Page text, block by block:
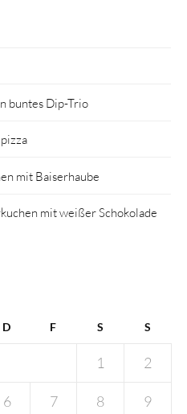
buntes Dip-Trio
mit Baiserhaube
mit weißer Schokolade
D F S S
1 2
6 7 8 9